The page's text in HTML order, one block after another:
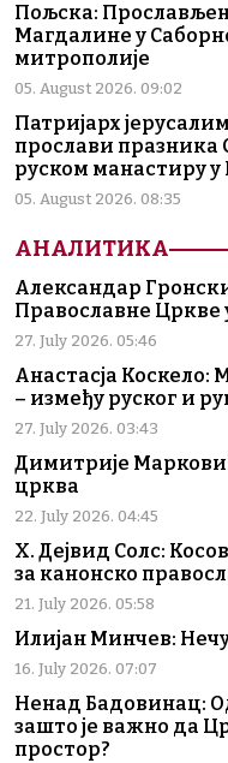
Пољска:
Магдалине у
митрополије
05. August 2026. 09:02
Патријарх
прослави празника
руском манастиру у
05. August 2026. 08:35
АНАЛИТИКА
Александар
Православне Цркве
27. July 2026. 05:46
Анастасја Коскело:
– између руског и
27. July 2026. 03:43
Димитрије
црква
22. July 2026. 04:45
Х. Дејвид Солс:
за канонско
21. July 2026. 05:58
Илијан Минчев:
16. July 2026. 07:07
Ненад Бадовинац:
зашто је важно да
простор?